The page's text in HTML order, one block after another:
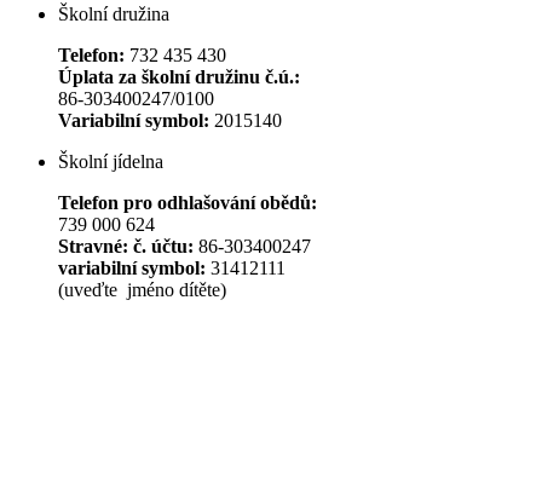
Školní družina
Telefon: 732 435 430
Úplata za školní družinu č.ú.:
86-303400247/0100
Variabilní symbol: 2015140
Školní jídelna
Telefon pro odhlašování obědů:
739 000 624
Stravné: č. účtu: 86-303400247
variabilní symbol: 31412111
(uveďte jméno dítěte)